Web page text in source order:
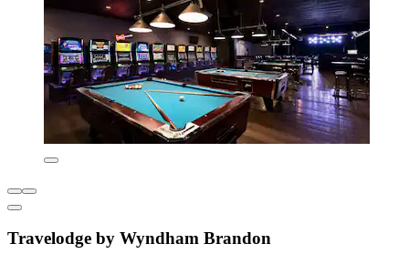
Travelodge by Wyndham Brandon